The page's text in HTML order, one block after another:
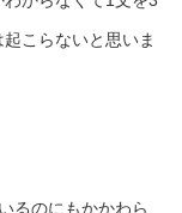
こらないと思いま
るのにもかかわら